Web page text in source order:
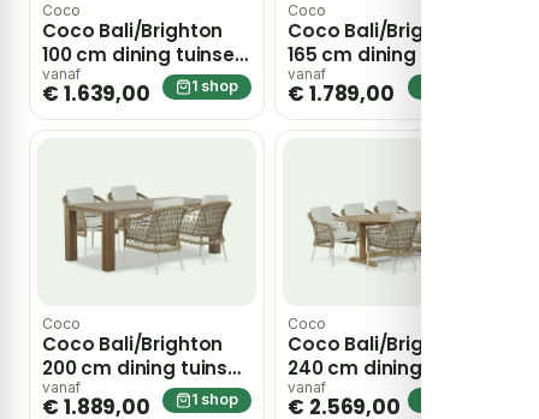
Coco
Coco Bali/Brighton
100 cm dining tuinset
5-delig – Taupe-
naturel-bruin
vanaf
€ 1.639,00 1 shop
Coco
Coco Bali/Brighton
165 cm dining tuinset
5-delig – Taupe-
naturel-bruin
vanaf
€ 1.789,00
Coco
Coco Bali/Brighton
200 cm dining tuinset
5-delig – Taupe-
vanaf
€ 1.889,00 1 shop
Coco
Coco Bali/Brighton
240 cm dining tuinset
7-delig – Taupe-
vanaf
€ 2.569,00